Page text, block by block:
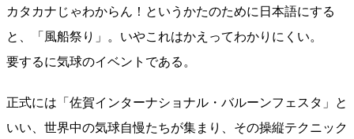
カタカナじゃわからん！というかたのために日本語にする
と、「風船祭り」。いやこれはかえってわかりにくい。
要するに気球のイベントである。
正式には「佐賀インターナショナル・バルーンフェスタ」と
いい、世界中の気球自慢たちが集まり、その操縦テクニック